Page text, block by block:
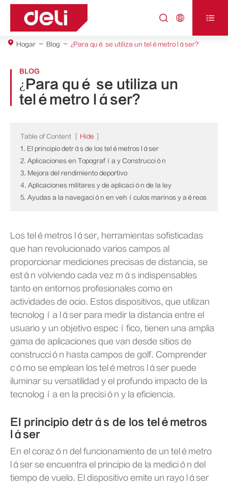
  
Hogar Blog ¿Para qué se utiliza un telémetro láser?
BLOG
¿Para qué se utiliza un
telémetro láser?
Table of Content Hide
1. El principio detrás de los telémetros láser
2. Aplicaciones en Topografía y Construcción
3. Mejora del rendimiento deportivo
4. Aplicaciones militares y de aplicación de la ley
5. Ayudas a la navegación en vehículos marinos y aéreos
Los telémetros láser, herramientas sofisticadas
que han revolucionado varios campos al
proporcionar mediciones precisas de distancia, se
están volviendo cada vez más indispensables
tanto en entornos profesionales como en
actividades de ocio. Estos dispositivos, que utilizan
tecnología láser para medir la distancia entre el
usuario y un objetivo específico, tienen una amplia
gama de aplicaciones que van desde sitios de
construcción hasta campos de golf. Comprender
cómo se emplean los telémetros láser puede
iluminar su versatilidad y el profundo impacto de la
tecnología en la precisión y la eficiencia.
El principio detrás de los telémetros
láser
En el corazón del funcionamiento de un telémetro
láser se encuentra el principio de la medición del
tiempo de vuelo. El dispositivo emite un rayo láser